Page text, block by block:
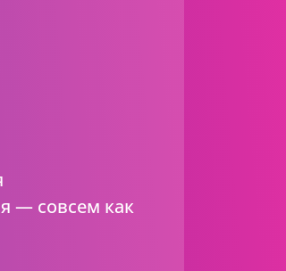
— совсем как